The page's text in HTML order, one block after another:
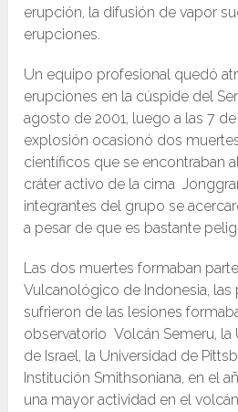
erupción, la difusión de vapor
erupciones.
Un equipo profesional quedó
erupciones en la cúspide del
agosto de 2001, luego a las 7
explosión ocasionó dos
científicos que se encontraban
cráter activo de la cima
integrantes del grupo se
a pesar de que es bastante
Las dos muertes formaban
Vulcanológico de Indonesia, las
sufrieron de las lesiones
observatorio Volcán Semeru, la
de Israel, la Universidad de
Institución Smithsoniana, en el
una mayor actividad en el